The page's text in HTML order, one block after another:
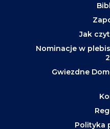
Jak
Nominacje w
Gwiezdne
Polityka